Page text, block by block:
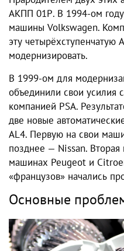
АКПП 01Р. В 1994-ом году
машины Volkswagen.
эту четырёхступенчатую
модернизировать.
В 1999-ом для
объединили свои усилия
компанией PSA.
две новые
AL4. Первую на свои
позднее — Nissan. Вторая
машинах Peugeot и
«французов» начались
Основные